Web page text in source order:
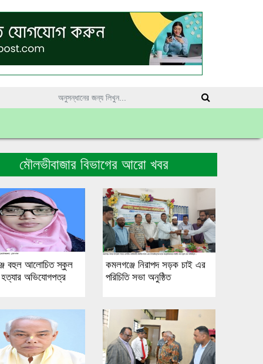
মৌলভীবাজার বিভাগের আরো খবর
বহুল আলোচিত স্কুল
হত্যার অভিযোগপত্র
কমলগঞ্জে নিরাপদ সড়ক চাই এর
পরিচিতি সভা অনুষ্ঠিত